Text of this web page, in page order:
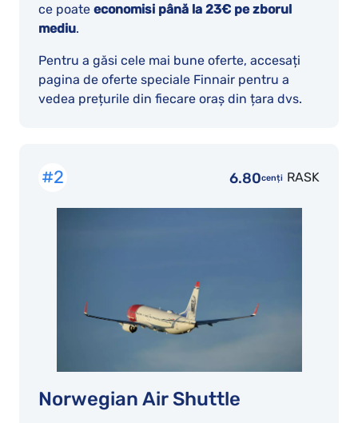
ce poate economisi până la 23€ pe zborul
mediu.
Pentru a găsi cele mai bune oferte, accesați
pagina de oferte speciale Finnair pentru a
vedea prețurile din fiecare oraș din țara dvs.
#2
Norwegian Air Shuttle
6.80cenți RASK